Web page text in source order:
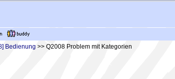
Bedienung >> Q2008 Problem mit Kategorien